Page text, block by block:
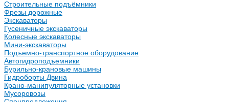
Строительные подъёмники
Фрезы дорожные
Экскаваторы
Гусеничные экскаваторы
Колесные экскаваторы
Мини-экскаваторы
Подъемно-транспортное оборудование
Автогидроподъемники
Бурильно-крановые машины
Гидроборты Двина
Крано-манипуляторные установки
Мусоровозы